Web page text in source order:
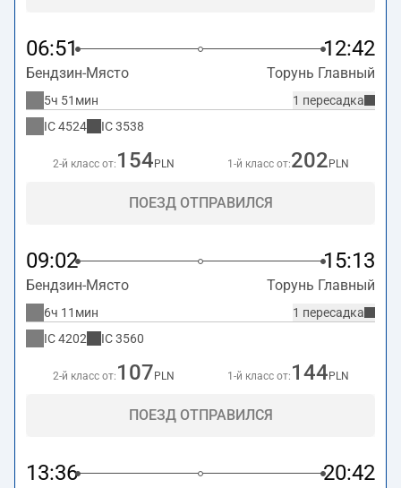
06:51 12:42
Бендзин-Място Торунь Главный
1 пересадка
5ч 51мин
IC4524 IC3538
2-й класс от: 154 PLN 1-й класс от:202 PLN
ПОЕЗД ОТПРАВИЛСЯ
09:02 15:13
Бендзин-Място Торунь Главный
1 пересадка
6ч 11мин
IC4202 IC3560
2-й класс от: 107 PLN 1-й класс от: 144 PLN
ПОЕЗД ОТПРАВИЛСЯ
13:36 20:42